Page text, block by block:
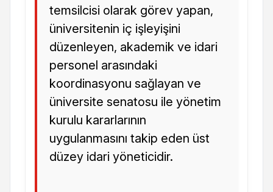
temsilcisi olarak görev yapan,
üniversitenin iç işleyişini
düzenleyen, akademik ve idari
personel arasındaki
koordinasyonu sağlayan ve
üniversite senatosu ile yönetim
kurulu kararlarının
uygulanmasını takip eden üst
düzey idari yöneticidir.